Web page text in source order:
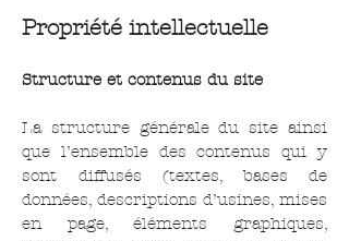
Propriété intellectuelle
Structure et contenus du site
La structure générale du site ainsi
que l’ensemble des contenus qui y
sont diffusés (textes, bases de
données, descriptions d’usines, mises
en page, éléments graphiques,